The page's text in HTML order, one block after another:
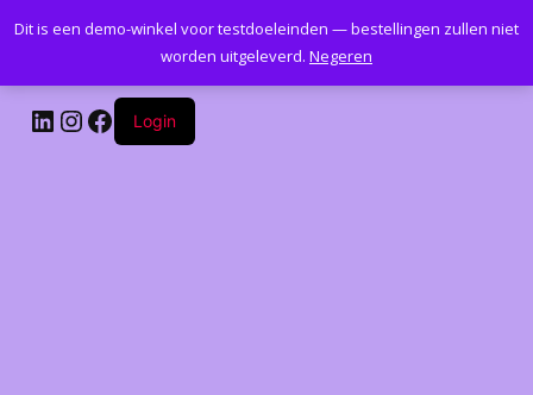
Kantoormeubelenplus.com
LinkedIn
Instagram
Facebook
Login
Dit is een demo-winkel voor testdoeleinden — bestellingen zullen niet
worden uitgeleverd. Negeren